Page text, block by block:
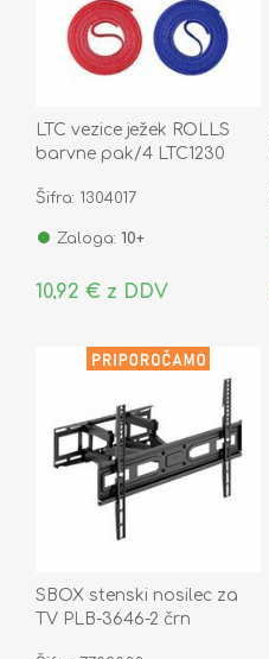
LTC vezice ježek ROLLS
barvne pak/4 LTC1230
Šifra: 1304017
Zaloga: 10+
10,92 € z DDV
SBOX stenski nosilec za
TV PLB-3646-2 črn